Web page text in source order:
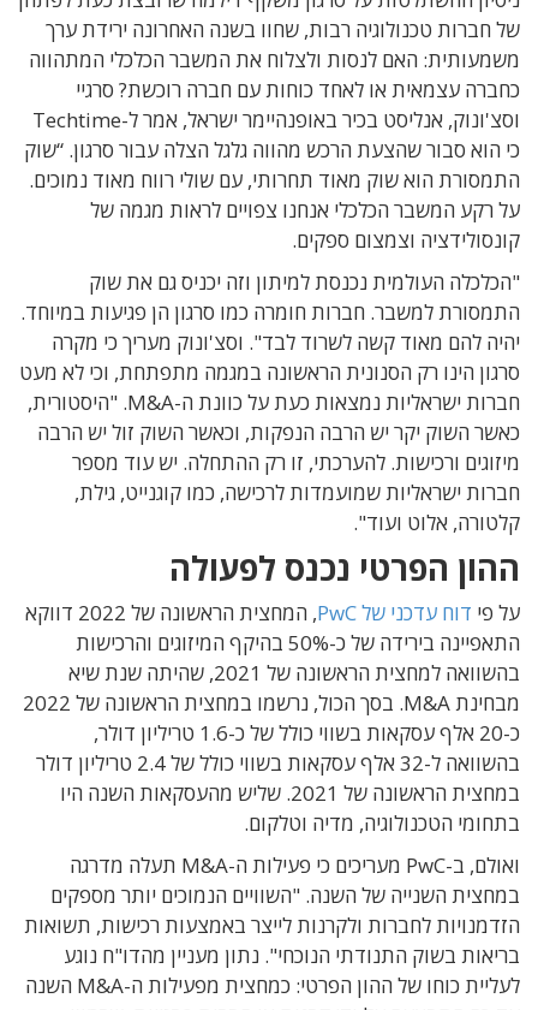
של חברות טכנולוגיה רבות, שחוו בשנה האחרונה ירידת ערך
משמעותית: האם לנסות ולצלוח את המשבר הכלכלי המתהווה
כחברה עצמאית או לאחד כוחות עם חברה רוכשת? סרגיי
וסצ'ונוק, אנליסט בכיר באופנהיימר ישראל, אמר ל-Techtime
כי הוא סבור שהצעת הרכש מהווה גלגל הצלה עבור סרגון. “שוק
התמסורת הוא שוק מאוד תחרותי, עם שולי רווח מאוד נמוכים.
על רקע המשבר הכלכלי אנחנו צפויים לראות מגמה של
קונסולידציה וצמצום ספקים.
"הכלכלה העולמית נכנסת למיתון וזה יכניס גם את שוק
התמסורת למשבר. חברות חומרה כמו סרגון הן פגיעות במיוחד.
יהיה להם מאוד קשה לשרוד לבד". וסצ'ונוק מעריך כי מקרה
סרגון הינו רק הסנונית הראשונה במגמה מתפתחת, וכי לא מעט
חברות ישראליות נמצאות כעת על כוונת ה-M&A. "היסטורית,
כאשר השוק יקר יש הרבה הנפקות, וכאשר השוק זול יש הרבה
מיזוגים ורכישות. להערכתי, זו רק ההתחלה. יש עוד מספר
חברות ישראליות שמועמדות לרכישה, כמו קוגנייט, גילת,
קלטורה, אלוט ועוד".
ההון הפרטי נכנס לפעולה
על פי דוח עדכני של PwC
, המחצית הראשונה של 2022 דווקא
התאפיינה בירידה של כ-50% בהיקף המיזוגים והרכישות
בהשוואה למחצית הראשונה של 2021, שהיתה שנת שיא
מבחינת M&A. בסך הכול, נרשמו במחצית הראשונה של 2022
כ-20 אלף עסקאות בשווי כולל של כ-1.6 טריליון דולר,
בהשוואה ל-32 אלף עסקאות בשווי כולל של 2.4 טריליון דולר
במחצית הראשונה של 2021. שליש מהעסקאות השנה היו
בתחומי הטכנולוגיה, מדיה וטלקום.
ואולם, ב-PwC מעריכים כי פעילות ה-M&A תעלה מדרגה
במחצית השנייה של השנה. "השוויים הנמוכים יותר מספקים
הזדמנויות לחברות ולקרנות לייצר באמצעות רכישות, תשואות
בריאות בשוק התנודתי הנוכחי". נתון מעניין מהדו"ח נוגע
לעליית כוחו של ההון הפרטי: כמחצית מפעילות ה-M&A השנה